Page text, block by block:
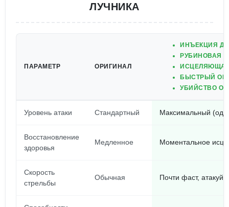
ЛУЧНИКА
ПАРАМЕТР ОРИГИНАЛ
ИНЪЕКЦИЯ
РУБИНОВАЯ
БЫСТРЫЙ
УБИЙСТВО
Уровень атаки Стандартный Максимальный
Восстановление
здоровья
Медленное Моментальное
Скорость
стрельбы
Обычная Почти фаст, атакуй